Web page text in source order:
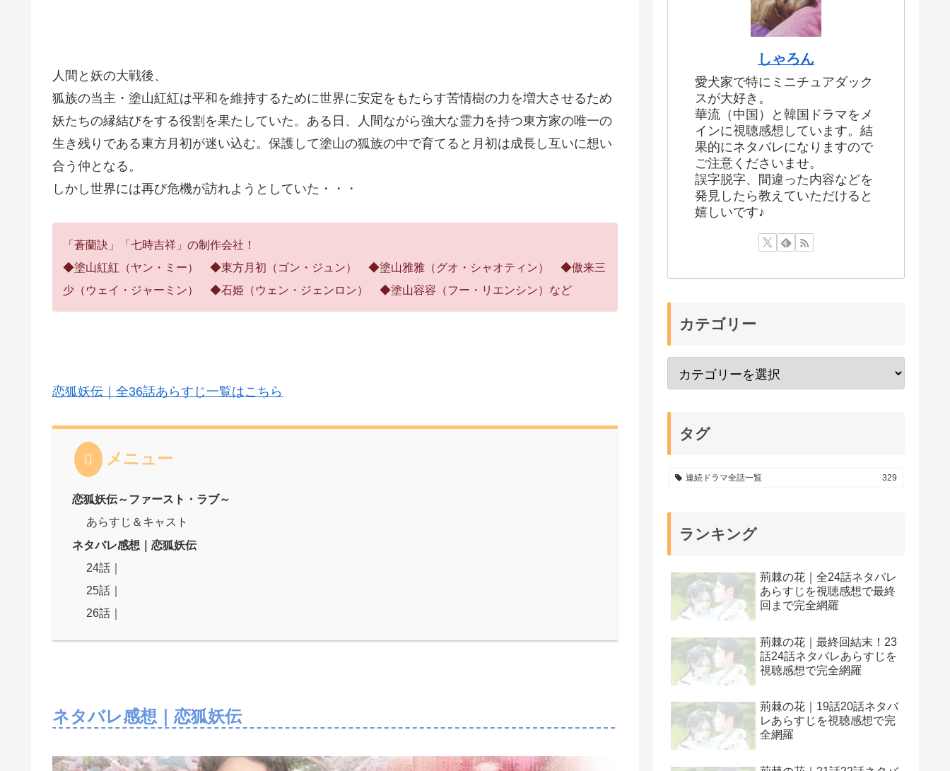
人間と妖の大戦後、
狐族の当主・塗山紅紅は平和を維持するために世界に安定をもたらす苦情樹の力を増大させるため
妖たちの縁結びをする役割を果たしていた。ある日、人間ながら強大な霊力を持つ東方家の唯一の
生き残りである東方月初が迷い込む。保護して塗山の狐族の中で育てると月初は成長し互いに想い
合う仲となる。
しかし世界には再び危機が訪れようとしていた・・・
「蒼蘭訣」「七時吉祥」の制作会社！
◆塗山紅紅（ヤン・ミー） ◆東方月初（ゴン・ジュン） ◆塗山雅雅（グオ・シャオティン） ◆傲来三
少（ウェイ・ジャーミン） ◆石姫（ウェン・ジェンロン） ◆塗山容容（フー・リエンシン）など
恋狐妖伝｜全36話あらすじ一覧はこちら
メニュー
恋狐妖伝～ファースト・ラブ～
あらすじ＆キャスト
ネタバレ感想｜恋狐妖伝
24話｜
25話｜
26話｜
ネタバレ感想｜恋狐妖伝
しゃろん
愛犬家で特にミニチュアダック
スが大好き。
華流（中国）と韓国ドラマをメ
インに視聴感想しています。結
果的にネタバレになりますので
ご注意くださいませ。
誤字脱字、間違った内容などを
発見したら教えていただけると
嬉しいです♪
カテゴリー
タグ
連続ドラマ全話一覧 329
ランキング
荊棘の花｜全24話ネタバレ
あらすじを視聴感想で最終
回まで完全網羅
荊棘の花｜最終回結末！23
話24話ネタバレあらすじを
視聴感想で完全網羅
荊棘の花｜19話20話ネタバ
レあらすじを視聴感想で完
全網羅